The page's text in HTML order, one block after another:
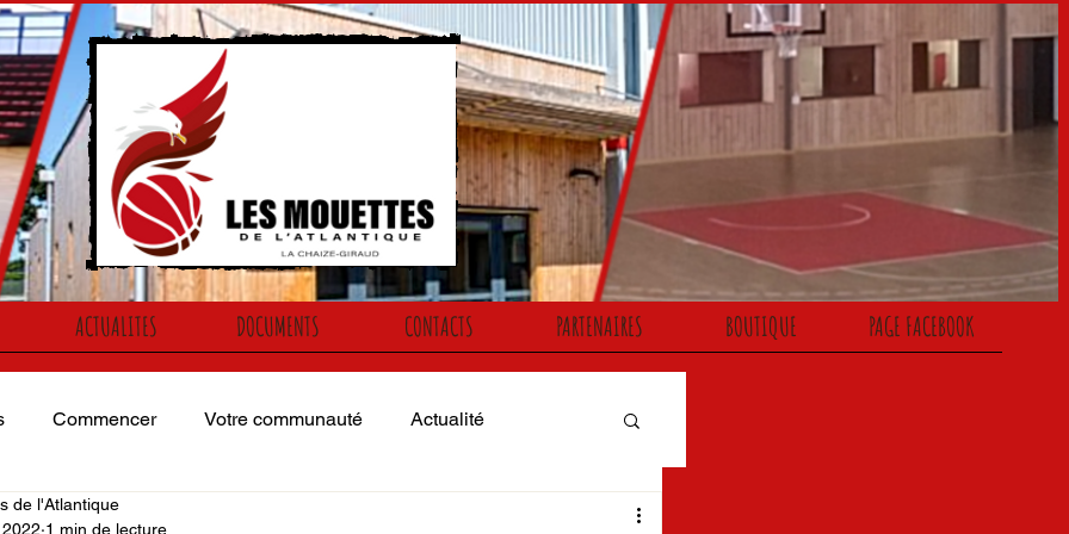
Commencer Votre communauté Actualité
de l'Atlantique
1 min de lecture
ACTUALITES DOCUMENTS CONTACTS PARTENAIRES BOUTIQUE PAGE FACEBOOK